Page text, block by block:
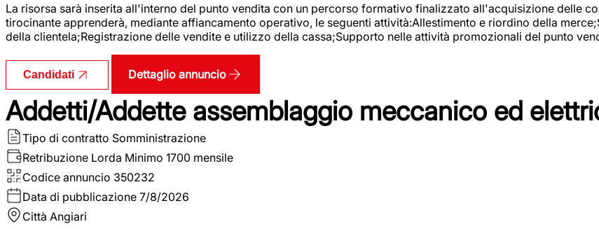
La risorsa sarà inserita all'interno del punto vendita con un percorso formativo finalizzato all'acquisizione delle
tirocinante apprenderà, mediante affiancamento operativo, le seguenti attività:Allestimento e riordino della
della clientela;Registrazione delle vendite e utilizzo della cassa;Supporto nelle attività promozionali del punto
Candidati Dettaglio annuncio
Addetti/Addette assemblaggio meccanico ed
Tipo di contratto Somministrazione
Retribuzione Lorda Minimo 1700 mensile
Codice annuncio 350232
Data di pubblicazione 7/8/2026
Città Angiari